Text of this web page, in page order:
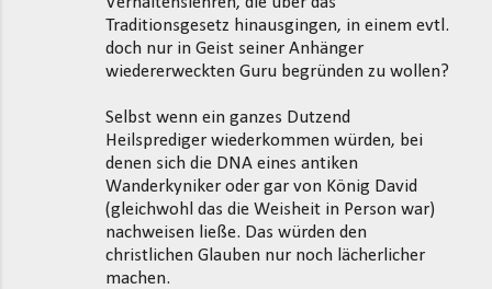
Traditionsgesetz hinausgingen, in einem evtl.
doch nur in Geist seiner Anhänger
wiedererweckten Guru begründen zu wollen?
Selbst wenn ein ganzes Dutzend
Heilsprediger wiederkommen würden, bei
denen sich die DNA eines antiken
Wanderkyniker oder gar von König David
(gleichwohl das die Weisheit in Person war)
nachweisen ließe. Das würden den
christlichen Glauben nur noch lächerlicher
machen.